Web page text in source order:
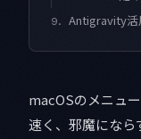
9. Antigravity
macOSのメニュ
速く、邪魔にな